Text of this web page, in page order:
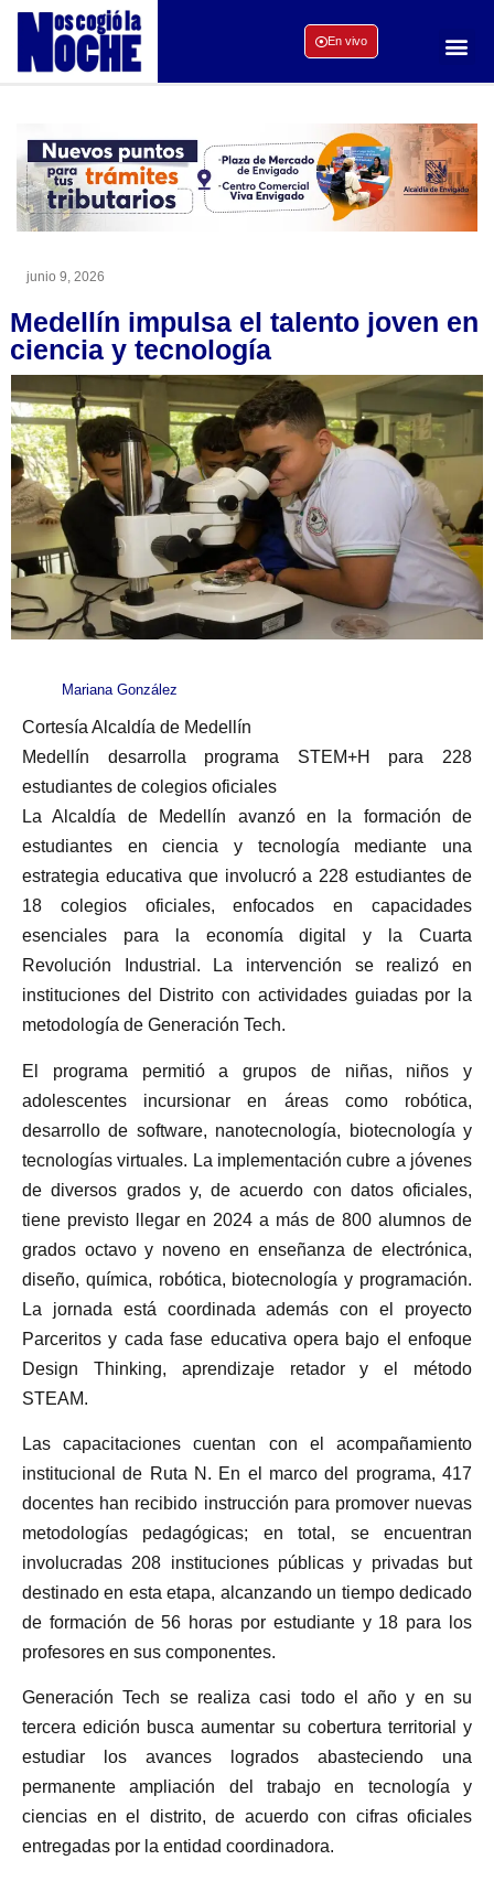
En vivo
junio 9, 2026
Medellín impulsa el talento joven en
ciencia y tecnología
Mariana González
Cortesía Alcaldía de Medellín
Medellín desarrolla programa STEM+H para 228
estudiantes de colegios oficiales
La Alcaldía de Medellín avanzó en la formación de
estudiantes en ciencia y tecnología mediante una
estrategia educativa que involucró a 228 estudiantes de
18 colegios oficiales, enfocados en capacidades
esenciales para la economía digital y la Cuarta
Revolución Industrial. La intervención se realizó en
instituciones del Distrito con actividades guiadas por la
metodología de Generación Tech.
El programa permitió a grupos de niñas, niños y
adolescentes incursionar en áreas como robótica,
desarrollo de software, nanotecnología, biotecnología y
tecnologías virtuales. La implementación cubre a jóvenes
de diversos grados y, de acuerdo con datos oficiales,
tiene previsto llegar en 2024 a más de 800 alumnos de
grados octavo y noveno en enseñanza de electrónica,
diseño, química, robótica, biotecnología y programación.
La jornada está coordinada además con el proyecto
Parceritos y cada fase educativa opera bajo el enfoque
Design Thinking, aprendizaje retador y el método
STEAM.
Las capacitaciones cuentan con el acompañamiento
institucional de Ruta N. En el marco del programa, 417
docentes han recibido instrucción para promover nuevas
metodologías pedagógicas; en total, se encuentran
involucradas 208 instituciones públicas y privadas but
destinado en esta etapa, alcanzando un tiempo dedicado
de formación de 56 horas por estudiante y 18 para los
profesores en sus componentes.
Generación Tech se realiza casi todo el año y en su
tercera edición busca aumentar su cobertura territorial y
estudiar los avances logrados abasteciendo una
permanente ampliación del trabajo en tecnología y
ciencias en el distrito, de acuerdo con cifras oficiales
entregadas por la entidad coordinadora.